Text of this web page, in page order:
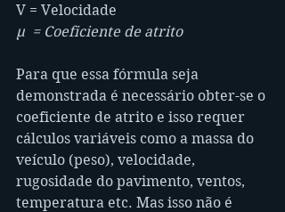
V = Velocidade
μ  = Coeficiente de atrito
Para que essa fórmula seja
demonstrada é necessário obter-se o
coeficiente de atrito e isso requer
cálculos variáveis como a massa do
veículo (peso), velocidade,
rugosidade do pavimento, ventos,
temperatura etc. Mas isso não é